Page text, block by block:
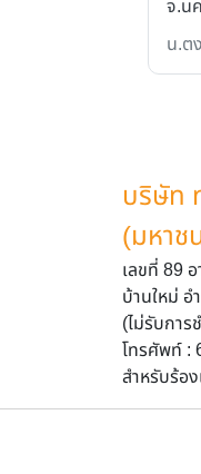
จ.น
น.ต
บริษัท
(มหาช
เลขที่ 89
บ้านใหม่
(ไม่รับการ
โทรศัพท์ :
สำหรับร้อ